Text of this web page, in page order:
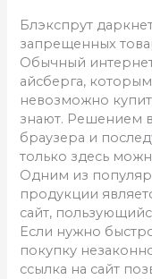
Блэкспрут
запрещенных
Обычный
айсберга,
невозможно
знают. Решением
браузера и
только здесь
Одним из
продукции
сайт,
Если нужно
покупку
ссылка на сайт